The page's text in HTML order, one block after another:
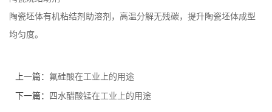
陶瓷坯体有机粘结剂助溶剂，高温分解无残碳，提升陶瓷坯体成型
均匀度。
上一篇： 氟硅酸在工业上的用途
下一篇： 四水醋酸锰在工业上的用途